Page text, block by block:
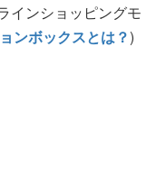
インショッピングモ
ンボックスとは？)